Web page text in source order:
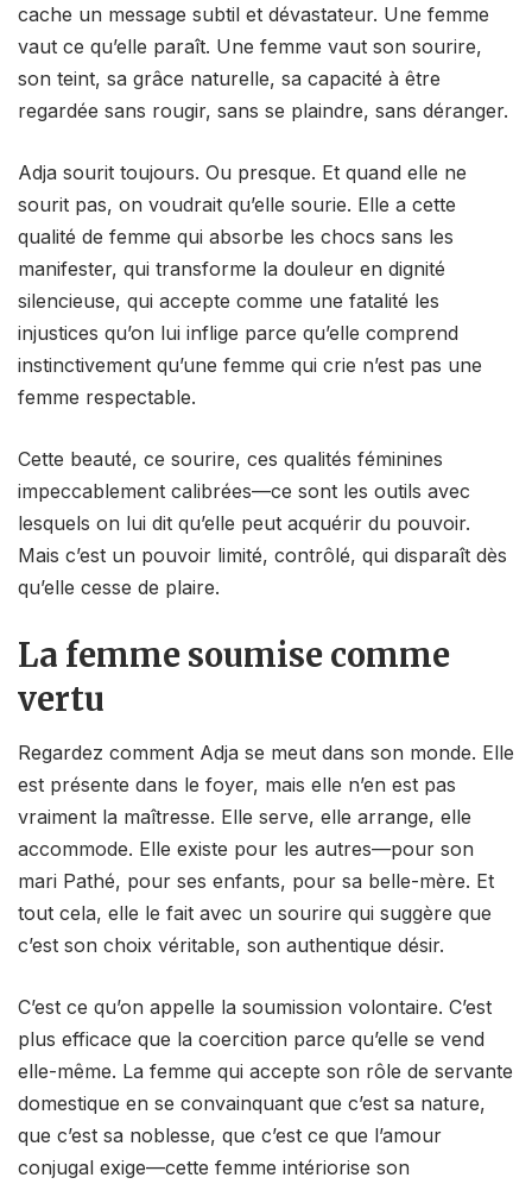
cache un message subtil et dévastateur. Une femme
vaut ce qu’elle paraît. Une femme vaut son sourire,
son teint, sa grâce naturelle, sa capacité à être
regardée sans rougir, sans se plaindre, sans déranger.
Adja sourit toujours. Ou presque. Et quand elle ne
sourit pas, on voudrait qu’elle sourie. Elle a cette
qualité de femme qui absorbe les chocs sans les
manifester, qui transforme la douleur en dignité
silencieuse, qui accepte comme une fatalité les
injustices qu’on lui inflige parce qu’elle comprend
instinctivement qu’une femme qui crie n’est pas une
femme respectable.
Cette beauté, ce sourire, ces qualités féminines
impeccablement calibrées—ce sont les outils avec
lesquels on lui dit qu’elle peut acquérir du pouvoir.
Mais c’est un pouvoir limité, contrôlé, qui disparaît dès
qu’elle cesse de plaire.
La femme soumise comme
vertu
Regardez comment Adja se meut dans son monde. Elle
est présente dans le foyer, mais elle n’en est pas
vraiment la maîtresse. Elle serve, elle arrange, elle
accommode. Elle existe pour les autres—pour son
mari Pathé, pour ses enfants, pour sa belle-mère. Et
tout cela, elle le fait avec un sourire qui suggère que
c’est son choix véritable, son authentique désir.
C’est ce qu’on appelle la soumission volontaire. C’est
plus efficace que la coercition parce qu’elle se vend
elle-même. La femme qui accepte son rôle de servante
domestique en se convainquant que c’est sa nature,
que c’est sa noblesse, que c’est ce que l’amour
conjugal exige—cette femme intériorise son